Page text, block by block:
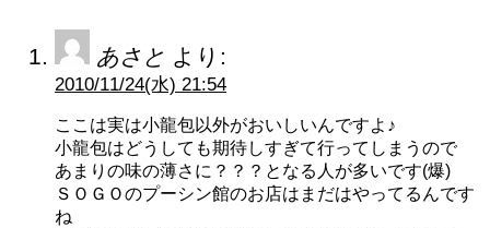
あさと より:
2010/11/24(水) 21:54
ここは実は小龍包以外がおいしいんですよ♪
小龍包はどうしても期待しすぎて行ってしまうので
あまりの味の薄さに？？？となる人が多いです(爆)
ＳＯＧＯのプーシン館のお店はまだはやってるんです
ね